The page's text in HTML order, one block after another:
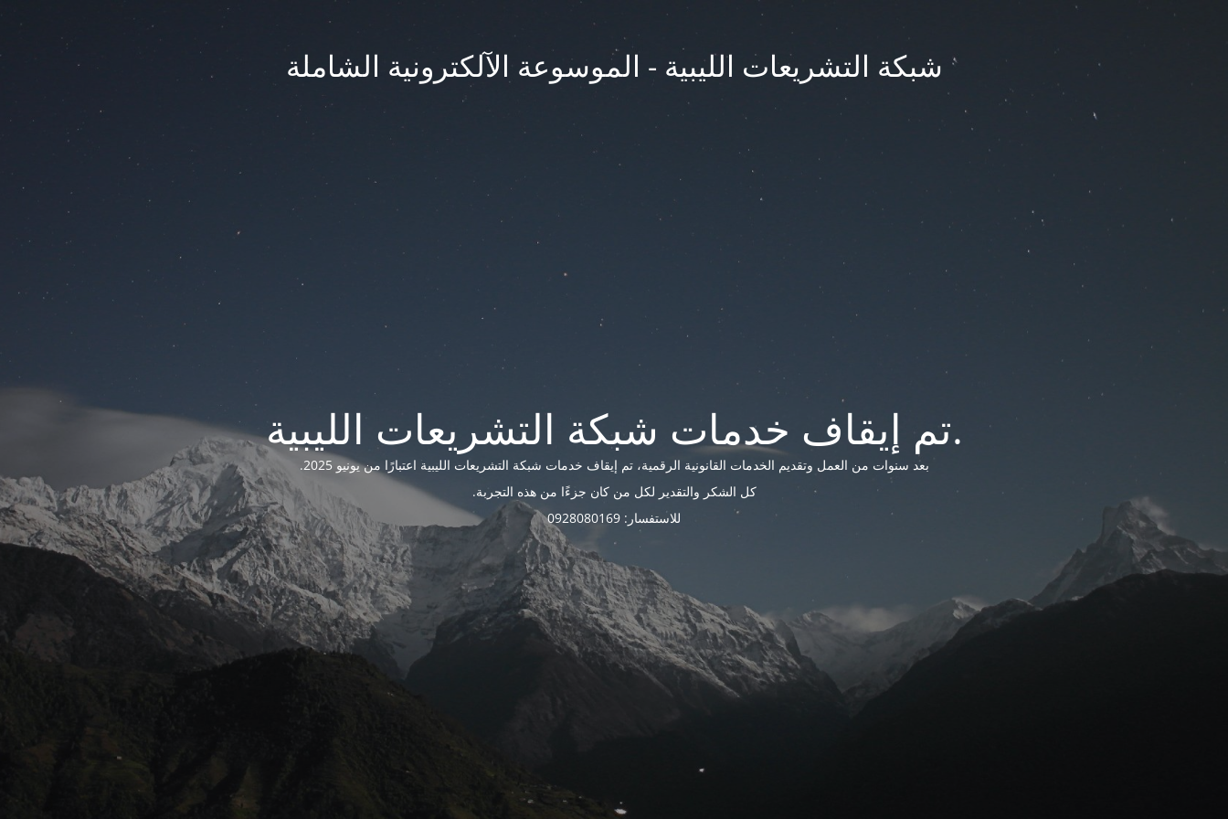
شبكة التشريعات الليبية - الموسوعة الآلكترونية الشاملة
تم إيقاف خدمات شبكة التشريعات الليبية.
بعد سنوات من العمل وتقديم الخدمات القانونية الرقمية، تم إيقاف خدمات شبكة التشريعات الليبية اعتبارًا من يونيو 2025.
كل الشكر والتقدير لكل من كان جزءًا من هذه التجربة.
للاستفسار: 0928080169